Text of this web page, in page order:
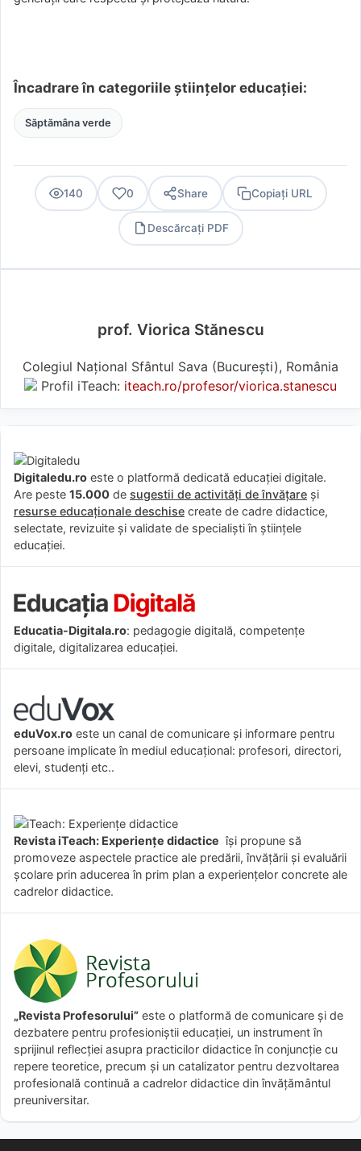
Încadrare în categoriile științelor educației:
Săptămâna verde
140 0 Share Copiați URL
Descărcați PDF
prof. Viorica Stănescu
Colegiul Național Sfântul Sava (Bucureşti), România
Profil iTeach: iteach.ro/profesor/viorica.stanescu
Digitaledu.ro este o platformă dedicată educației digitale.
Are peste 15.000 de sugestii de activități de învățare și
resurse educaționale deschise create de cadre didactice,
selectate, revizuite și validate de specialiști în științele
educației.
Educatia-Digitala.ro: pedagogie digitală, competențe
digitale, digitalizarea educației.
eduVox.ro este un canal de comunicare și informare pentru
persoane implicate în mediul educațional: profesori, directori,
elevi, studenți etc..
Revista iTeach: Experienţe didactice îşi propune să
promoveze aspectele practice ale predării, învăţării şi evaluării
şcolare prin aducerea în prim plan a experienţelor concrete ale
cadrelor didactice.
„Revista Profesorului” este o platformă de comunicare și de
dezbatere pentru profesioniștii educației, un instrument în
sprijinul reflecției asupra practicilor didactice în conjuncție cu
repere teoretice, precum și un catalizator pentru dezvoltarea
profesională continuă a cadrelor didactice din învățământul
preuniversitar.